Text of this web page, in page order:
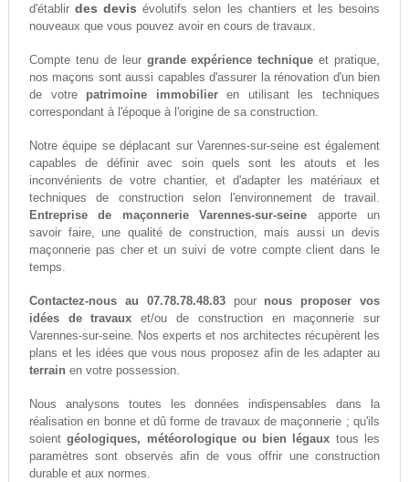
d'établirdes devis évolutifs selon les chantiers et les besoins
nouveaux que vous pouvez avoir en cours de travaux.
Compte tenu de leur grande expérience technique et pratique,
nos maçons sont aussi capables d'assurer la rénovation d'un bien
de votre patrimoine immobilieren utilisant les techniques
correspondant à l'époque à l'origine de sa construction.
Notre équipe se déplacant sur Varennes-sur-seine est également
capables de définir avec soin quels sont les atouts et les
inconvénients de votre chantier, et d'adapter les matériaux et
techniques de construction selon l'environnement de travail.
Entreprise de maçonnerie Varennes-sur-seine apporte un
savoir faire, une qualité de construction, mais aussi un devis
maçonnerie pas cher et un suivi de votre compte client dans le
temps.
Contactez-nous au 07.78.78.48.83pour nous proposer vos
idées de travaux et/ou de construction en maçonnerie sur
Varennes-sur-seine. Nos experts et nos architectes récupèrent les
plans et les idées que vous nous proposez afin de les adapter au
terrain en votre possession.
Nous analysons toutes les données indispensables dans la
réalisation en bonne et dû forme de travaux de maçonnerie ; qu'ils
soientgéologiques, météorologique ou bien légaux tous les
paramètres sont observés afin de vous offrir une construction
durable et aux normes.